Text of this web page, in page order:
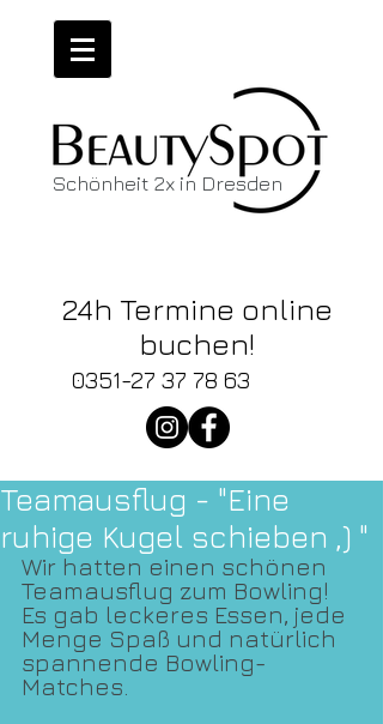
Schönheit 2x in Dresden
24h Termine online
buchen!
0351-27 37 78 63
Teamausflug - "Eine
ruhige Kugel schieben ,) "
Wir hatten einen schönen
Teamausflug zum Bowling!
Es gab leckeres Essen, jede
Menge Spaß und natürlich
spannende Bowling-
Matches.